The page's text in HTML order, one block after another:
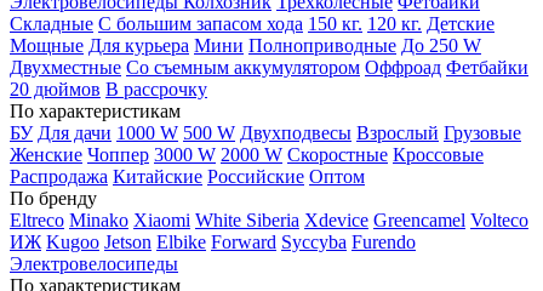
Складные С большим запасом хода 150 кг. 120 кг. Детские
Мощные Для курьера Мини Полноприводные До 250 W
Двухместные Со съемным аккумулятором Оффроад Фетбайки
20 дюймов В рассрочку
По характеристикам
БУ Для дачи 1000 W 500 W Двухподвесы Взрослый Грузовые
Женские Чоппер 3000 W 2000 W Скоростные Кроссовые
Распродажа Китайские Российские Оптом
По бренду
Eltreco Minako Xiaomi White Siberia Xdevice Greencamel Volteco
ИЖ Kugoo Jetson Elbike Forward Syccyba Furendo
Электровелосипеды
По характеристикам